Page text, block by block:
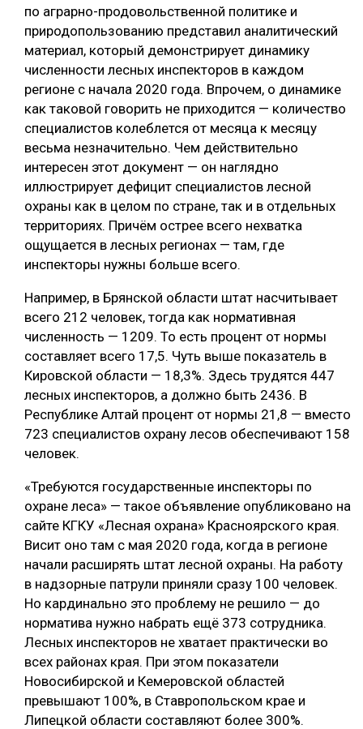
по аграрно-продовольственной политике и
природопользованию представил аналитический
материал, который демонстрирует динамику
численности лесных инспекторов в каждом
регионе с начала 2020 года. Впрочем, о динамике
как таковой говорить не приходится — количество
специалистов колеблется от месяца к месяцу
весьма незначительно. Чем действительно
интересен этот документ — он наглядно
иллюстрирует дефицит специалистов лесной
охраны как в целом по стране, так и в отдельных
территориях. Причём острее всего нехватка
ощущается в лесных регионах — там, где
инспекторы нужны больше всего.
Например, в Брянской области штат насчитывает
всего 212 человек, тогда как нормативная
численность — 1209. То есть процент от нормы
составляет всего 17,5. Чуть выше показатель в
Кировской области — 18,3%. Здесь трудятся 447
лесных инспекторов, а должно быть 2436. В
Республике Алтай процент от нормы 21,8 — вместо
723 специалистов охрану лесов обеспечивают 158
человек.
«Требуются государственные инспекторы по
охране леса» — такое объявление опубликовано на
сайте КГКУ «Лесная охрана» Красноярского края.
Висит оно там с мая 2020 года, когда в регионе
начали расширять штат лесной охраны. На работу
в надзорные патрули приняли сразу 100 человек.
Но кардинально это проблему не решило — до
норматива нужно набрать ещё 373 сотрудника.
Лесных инспекторов не хватает практически во
всех районах края. При этом показатели
Новосибирской и Кемеровской областей
превышают 100%, в Ставропольском крае и
Липецкой области составляют более 300%.